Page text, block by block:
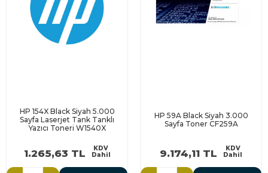
HP 154X Black Siyah 5.000
Sayfa Laserjet Tank Tanklı
Yazıcı Toneri W1540X
1.265,63 TL
KDV
Dahil
HP 59A Black Siyah 3.000
Sayfa Toner CF259A
9.174,11 TL
KDV
Dahil